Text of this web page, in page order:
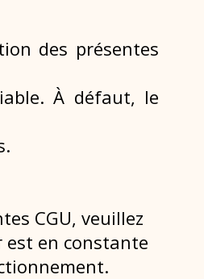
des présentes
À défaut, le
CGU, veuillez
est en constante